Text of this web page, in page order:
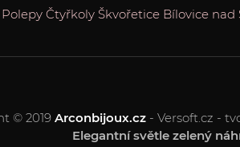
Polepy Čtyřkoly Škvořetice Bílovice nad
© 2019 Arconbijoux.cz - Versoft.cz -
Elegantní světle zelený